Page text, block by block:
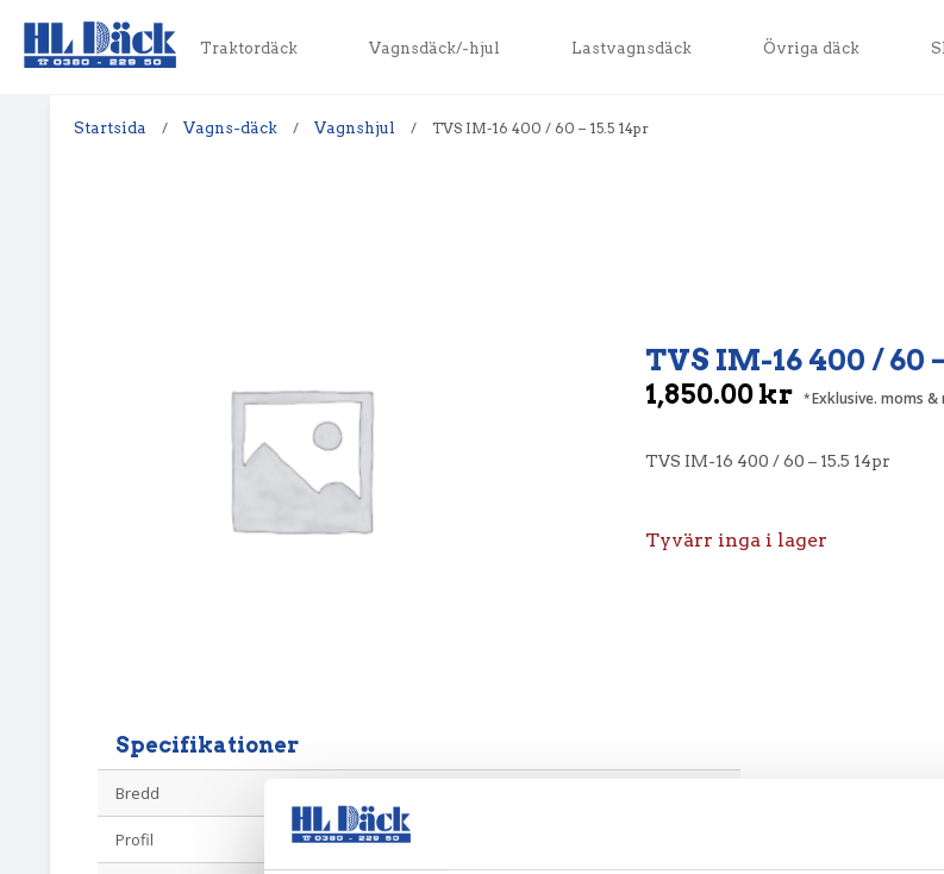
Traktordäck Vagnsdäck/-hjul Lastvagnsdäck Övriga däck
Startsida / Vagns-däck / Vagnshjul / TVS IM-16 400 / 60 – 15.5 14pr
TVS IM-16 400 / 60
1,850.00kr Exklusive. moms
TVS IM-16 400 / 60 – 15.5 14pr
Tyvärr inga i lager
Specifikationer
Bredd
Profil